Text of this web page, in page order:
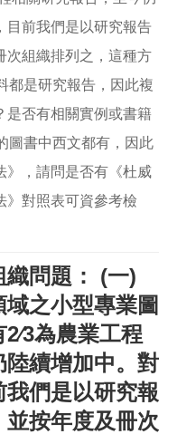
目前我們是以研究報告
次組織排列之，這種方
都是研究報告，因此複
是否有相關實例或書籍
圖書中西文都有，因此
》，請問是否有《杜威
》對照表可資參考檢
問題： (一)
之小型專業圖
為農業工程
續增加中。對
們是以研究報
按年度及冊次